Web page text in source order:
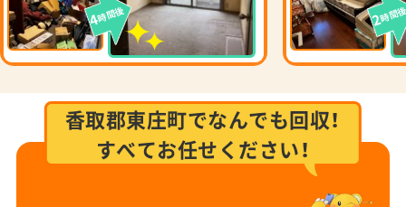
4時間後 2時間
香取郡東庄町でなんでも回収！
すべてお任せください！